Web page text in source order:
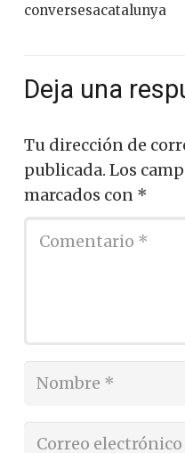
conversesacatalunya
Deja una
Tu dirección de
publicada. Los
marcados con *